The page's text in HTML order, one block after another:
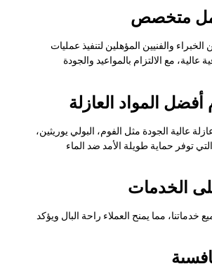
والفنيين المؤهلين لتنفيذ عمليات
عالية، مع الالتزام بالمواعيد والجودة
عالية الجودة مثل الفوم، البولي يوريثين،
توفر حماية طويلة الأمد ضد الماء
خدماتنا، مما يمنح العملاء راحة البال ويؤكد